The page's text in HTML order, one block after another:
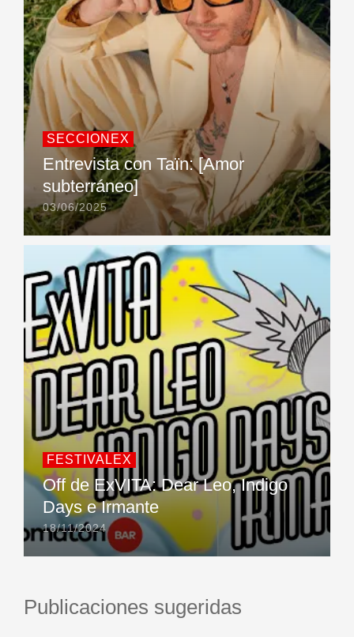
SECCIONEX
Entrevista con Taïn: [Amor
subterráneo]
03/06/2025
FESTIVALEX
Off de ExVITA: Dear Leo, Indigo
Days e Irmante
18/11/2024
Publicaciones sugeridas